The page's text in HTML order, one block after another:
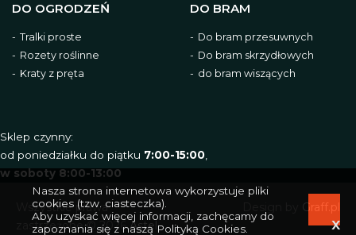
DO OGRODZEŃ
Tralki proste
Rozety roślinne
Kraty z pręta
DO BRAM
Do bram przesuwnych
Do bram skrzydłowych
do bram wiszących
Sklep czynny:
od poniedziałku do piątku 7:00-15:00
w soboty 8:00-13:00
Wszystkie prawa
zastrzeżone © 2026Astel
Graff.pl
Nasza strona internetowa wykorzystuje pliki
cookies (tzw. ciasteczka).
Aby uzyskać więcej informacji, zachęcamy do
zapoznania się z nasząPolityką Cookies